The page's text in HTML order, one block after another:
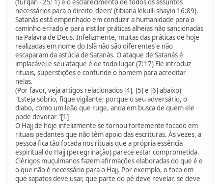
(furqan - 25: 1) e o esclarecimento de todos os assuntos
necessários para o direito 'deen' (tibiana lekulli shayin 16:89).
Satanás está empenhado em conduzir a humanidade para o
caminho errado e para instilar práticas alheias não sancionadas
na Palavra de Deus. Infelizmente, muitas das práticas de hoje
realizadas em nome do Islã não são diferentes e não
escaparam da astúcia de Satanás. O ataque de Satanás é
implacável e seu ataque é de todo lugar (7:17) Ele introduz
rituais, superstições e confunde o homem para acreditar
nelas.
(Por favor, veja artigos relacionados [4], [5] e [6] abaixo)
"Esteja sóbrio, fique vigilante; porque o seu adversário, o
diabo, como um leão que ruge, anda em busca de quem ele
pode devorar "[1]
O Hajj de hoje infelizmente se tornou fortemente focado em
rituais pedantes que não têm apoio das escrituras. Às vezes, a
pessoa fica tão focada nos rituais que a própria essência
espiritual do Hajj (peregrinação) parece estar comprometida.
Clérigos muçulmanos fazem afirmações elaboradas do que é e
o que não é necessário para o Hajj. Por exemplo, o foco em
que sapatos deve usar, que parte do pé deve revelar, se deve